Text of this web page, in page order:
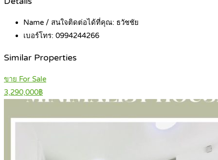
Name / สนใจติดต่อได้ที่คุณ: ธวัชชัย
เบอร์โทร: 0994244266
Similar Properties
ขาย For Sale
3,290,000฿